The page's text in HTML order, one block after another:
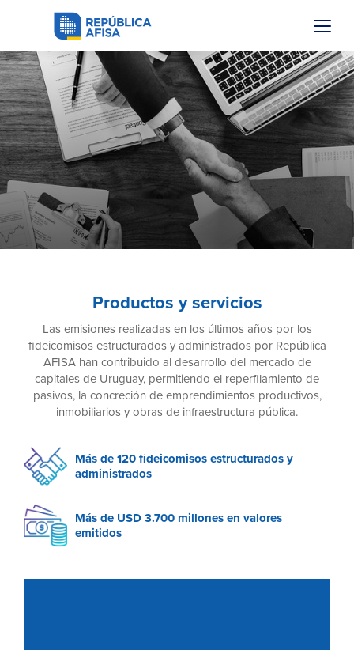
Productos y servicios
Las emisiones realizadas en los últimos años por los
fideicomisos estructurados y administrados por República
AFISA han contribuido al desarrollo del mercado de
capitales de Uruguay, permitiendo el reperfilamiento de
pasivos, la concreción de emprendimientos productivos,
inmobiliarios y obras de infraestructura pública.
Más de 120 fideicomisos estructurados y
administrados
Más de USD 3.700 millones en valores
emitidos